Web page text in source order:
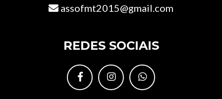
assofmt2015@gmail.com
REDES SOCIAIS